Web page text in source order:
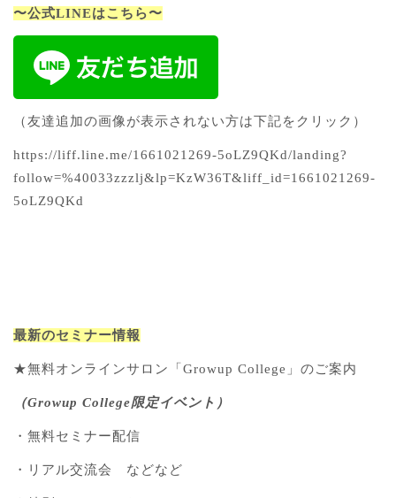
〜公式LINEはこちら〜
（友達追加の画像が表示されない方は下記をクリック）
https://liff.line.me/1661021269-5oLZ9QKd/landing?
follow=%40033zzzlj&lp=KzW36T&liff_id=1661021269-
5oLZ9QKd
最新のセミナー情報
★無料オンラインサロン「Growup College」のご案内
（Growup College限定イベント）
・無料セミナー配信
・リアル交流会 などなど